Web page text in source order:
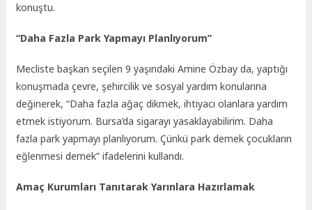
konuştu.
“Daha Fazla Park Yapmayı Planlıyorum”
Mecliste başkan seçilen 9 yaşındaki Amine Özbay da, yaptığı
konuşmada çevre, şehircilik ve sosyal yardım konularına
değinerek, “Daha fazla ağaç dikmek, ihtiyacı olanlara yardım
etmek istiyorum. Bursa’da sigarayı yasaklayabilirim. Daha
fazla park yapmayı planlıyorum. Çünkü park demek çocukların
eğlenmesi demek” ifadelerini kullandı.
Amaç Kurumları Tanıtarak Yarınlara Hazırlamak